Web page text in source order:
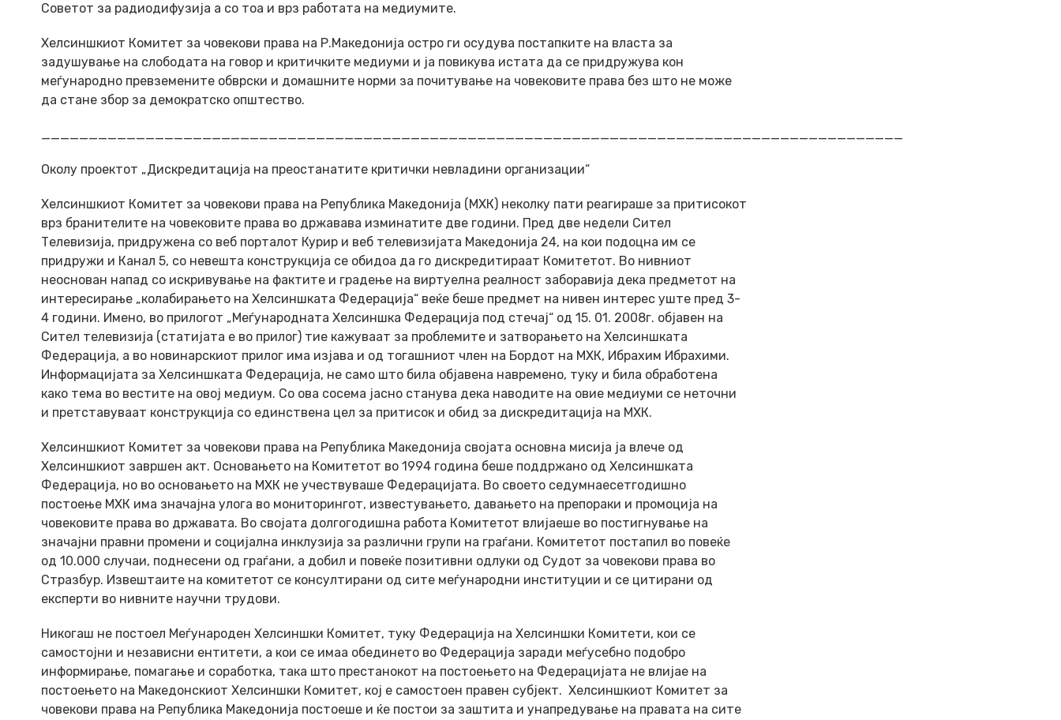
Советот за радиодифузија а со тоа и врз работата на медиумите.
Хелсиншкиот Комитет за човекови права на Р.Македонија остро ги осудува постапките на власта за
задушување на слободата на говор и критичките медиуми и ја повикува истата да се придружува кон
меѓународно превземените обврски и домашните норми за почитување на човековите права без што не може
да стане збор за демократско општество.
___________________________________________________________________________________________
Околу проектот „Дискредитација на преостанатите критички невладини организации“
Хелсиншкиот Комитет за човекови права на Република Македонија (МХК) неколку пати реагираше за притисокот
врз бранителите на човековите права во државава изминатите две години. Пред две недели Сител
Телевизија, придружена со веб порталот Курир и веб телевизијата Македонија 24, на кои подоцна им се
придружи и Канал 5, со невешта конструкција се обидоа да го дискредитираат Комитетот. Во нивниот
неоснован напад со искривување на фактите и градење на виртуелна реалност заборавија дека предметот на
интересирање „колабирањето на Хелсиншката Федерација“ веќе беше предмет на нивен интерес уште пред 3-
4 години. Имено, во прилогот „Меѓународната Хелсиншка Федерација под стечај“ од 15. 01. 2008г. објавен на
Сител телевизија (статијата е во прилог) тие кажуваат за проблемите и затворањето на Хелсиншката
Федерација, а во новинарскиот прилог има изјава и од тогашниот член на Бордот на МХК, Ибрахим Ибрахими.
Информацијата за Хелсиншката Федерација, не само што била објавена навремено, туку и била обработена
како тема во вестите на овој медиум. Со ова сосема јасно станува дека наводите на овие медиуми се неточни
и претставуваат конструкција со единствена цел за притисок и обид за дискредитација на МХК.
Хелсиншкиот Комитет за човекови права на Република Македонија својата основна мисија ја влече од
Хелсиншкиот завршен акт. Основањето на Комитетот во 1994 година беше поддржано од Хелсиншката
Федерација, но во основањето на МХК не учествуваше Федерацијата. Во своето седумнаесетгодишно
постоење МХК има значајна улога во мониторингот, известувањето, давањето на препораки и промоција на
човековите права во државата. Во својата долгогодишна работа Комитетот влијаеше во постигнување на
значајни правни промени и социјална инклузија за различни групи на граѓани. Комитетот постапил во повеќе
од 10.000 случаи, поднесени од граѓани, а добил и повеќе позитивни одлуки од Судот за човекови права во
Стразбур. Извештаите на комитетот се консултирани од сите меѓународни институции и се цитирани од
експерти во нивните научни трудови.
Никогаш не постоел Меѓународен Хелсиншки Комитет, туку Федерација на Хелсиншки Комитети, кои се
самостојни и независни ентитети, а кои се имаа обединето во Федерација заради меѓусебно подобро
информирање, помагање и соработка, така што престанокот на постоењето на Федерацијата не влијае на
постоењето на Македонскиот Хелсиншки Комитет, кој е самостоен правен субјект. Хелсиншкиот Комитет за
човекови права на Република Македонија постоеше и ќе постои за заштита и унапредување на правата на сите